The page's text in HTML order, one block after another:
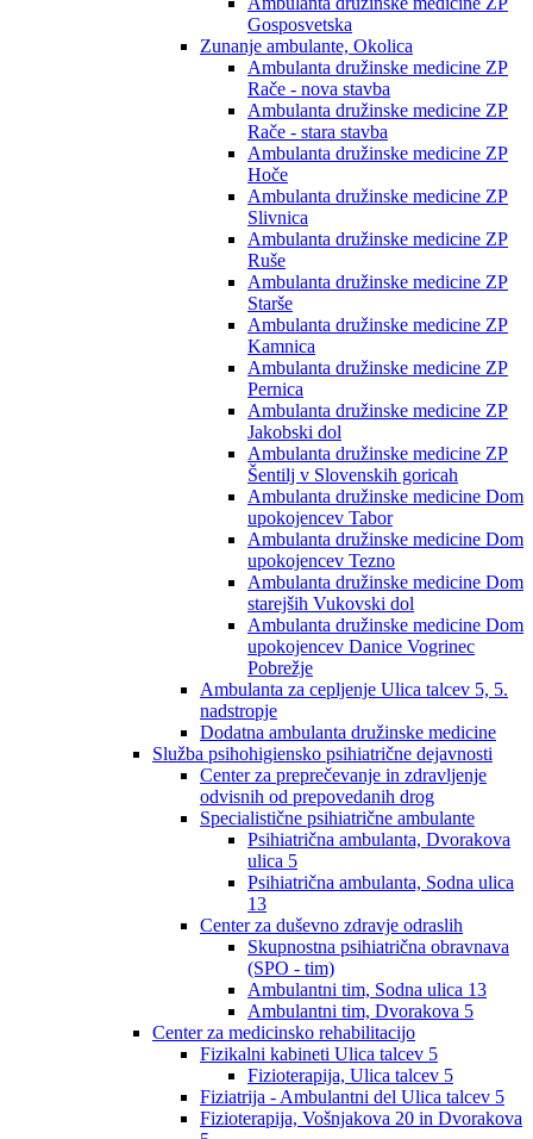
Gosposvetska
Zunanje ambulante, Okolica
Ambulanta družinske medicine ZP
Rače - nova stavba
Ambulanta družinske medicine ZP
Rače - stara stavba
Ambulanta družinske medicine ZP
Hoče
Ambulanta družinske medicine ZP
Slivnica
Ambulanta družinske medicine ZP
Ruše
Ambulanta družinske medicine ZP
Starše
Ambulanta družinske medicine ZP
Kamnica
Ambulanta družinske medicine ZP
Pernica
Ambulanta družinske medicine ZP
Jakobski dol
Ambulanta družinske medicine ZP
Šentilj v Slovenskih goricah
Ambulanta družinske medicine Dom
upokojencev Tabor
Ambulanta družinske medicine Dom
upokojencev Tezno
Ambulanta družinske medicine Dom
starejših Vukovski dol
Ambulanta družinske medicine Dom
upokojencev Danice Vogrinec
Pobrežje
Ambulanta za cepljenje Ulica talcev 5, 5.
nadstropje
Dodatna ambulanta družinske medicine
Služba psihohigiensko psihiatrične dejavnosti
Center za preprečevanje in zdravljenje
odvisnih od prepovedanih drog
Specialistične psihiatrične ambulante
Psihiatrična ambulanta, Dvorakova
ulica 5
Psihiatrična ambulanta, Sodna ulica
13
Center za duševno zdravje odraslih
Skupnostna psihiatrična obravnava
(SPO - tim)
Ambulantni tim, Sodna ulica 13
Ambulantni tim, Dvorakova 5
Center za medicinsko rehabilitacijo
Fizikalni kabineti Ulica talcev 5
Fizioterapija, Ulica talcev 5
Fiziatrija - Ambulantni del Ulica talcev 5
Fizioterapija, Vošnjakova 20 in Dvorakova